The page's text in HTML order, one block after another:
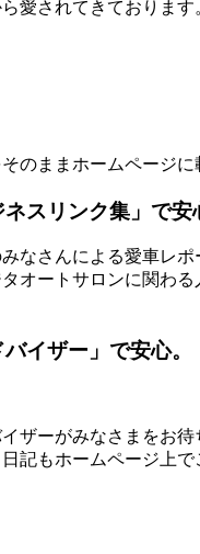
愛されてきておりま
のままホームページに
スリンク集」で安
なさんによる愛車レ
ートサロンに関わる
イザー」で安心。
ザーがみなさまをお待
記もホームページ上で